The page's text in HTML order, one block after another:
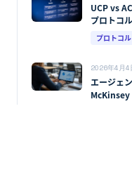
UCP vs
プロトコ
プロトコ
2026年4月4
エージェ